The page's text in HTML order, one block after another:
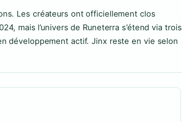
Les créateurs ont officiellement clos
mais l’univers de Runeterra s’étend via trois
développement actif. Jinx reste en vie selon